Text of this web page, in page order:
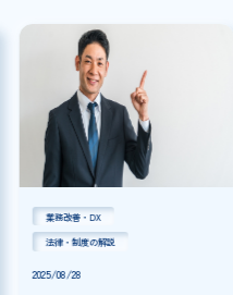
業務改善・DX
法律・制度の解説
2025/08/26